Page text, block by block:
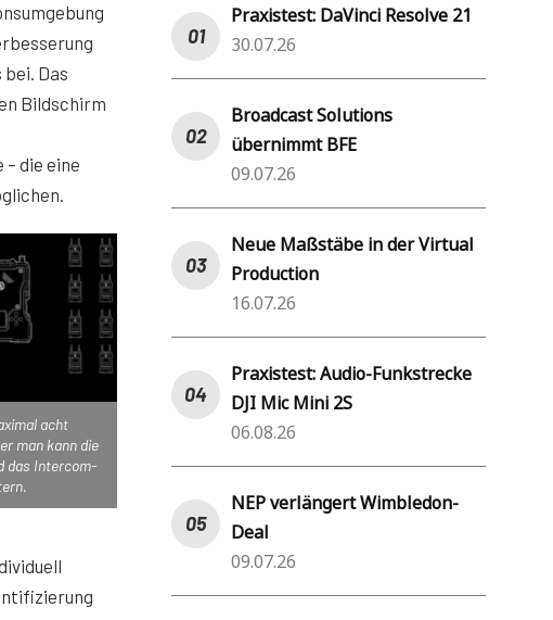
Das
Bildschirm
die eine
acht
man kann die
das Intercom-
Praxistest: DaVinci Resolve 21
30.07.26
Broadcast Solutions
übernimmt BFE
09.07.26
Neue Maßstäbe in der Virtual
Production
16.07.26
Praxistest: Audio-Funkstrecke
DJI Mic Mini 2S
06.08.26
NEP verlängert Wimbledon-
Deal
09.07.26